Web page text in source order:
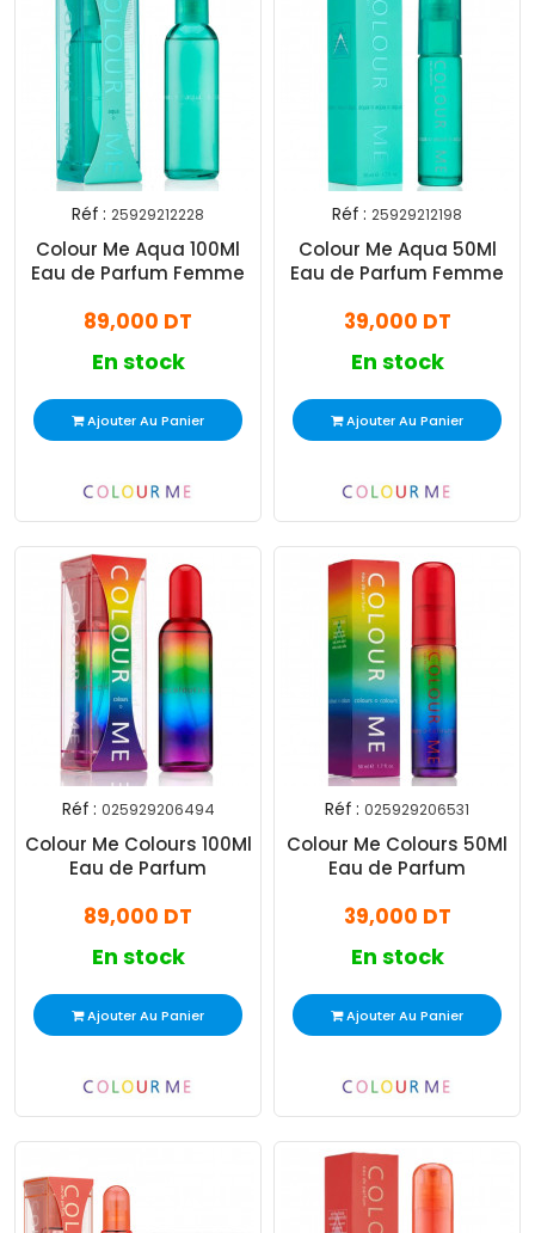
Réf : 25929212228
Colour Me Aqua 100Ml
Eau de Parfum Femme
89,000 DT
En stock
Ajouter Au Panier
Réf : 25929212198
Colour Me Aqua 50Ml
Eau de Parfum Femme
39,000 DT
En stock
Ajouter Au Panier
Réf : 025929206494
Colour Me Colours 100Ml
Eau de Parfum
89,000 DT
En stock
Ajouter Au Panier
Réf : 025929206531
Colour Me Colours 50Ml
Eau de Parfum
39,000 DT
En stock
Ajouter Au Panier